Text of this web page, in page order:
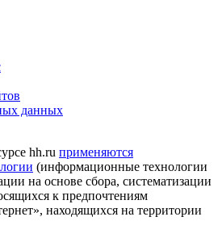
данных
hh.ru применяются
(информационные технологии
на основе сбора, систематизации
к предпочтениям
находящихся на территории